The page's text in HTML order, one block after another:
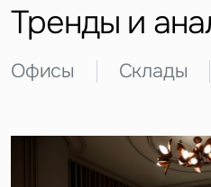
Тренды и
Офисы Склады
Уведомления